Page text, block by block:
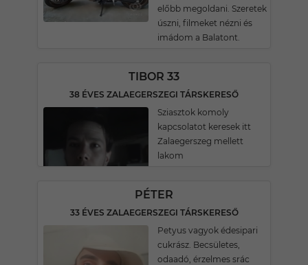
előbb megoldani. Szeretek
úszni, filmeket nézni és
imádom a Balatont.
TIBOR 33
38 ÉVES ZALAEGERSZEGI TÁRSKERESŐ
Sziasztok komoly
kapcsolatot keresek itt
Zalaegerszeg mellett
lakom
PÉTER
33 ÉVES ZALAEGERSZEGI TÁRSKERESŐ
Petyus vagyok édesipari
cukrász. Becsületes,
odaadó, érzelmes srác